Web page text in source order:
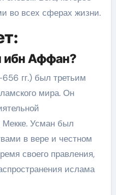
во всех сферах жизни.
ибн Аффан?
гг.) был третьим
мира. Он
Усман был
в вере и честном
своего правления,
ислама